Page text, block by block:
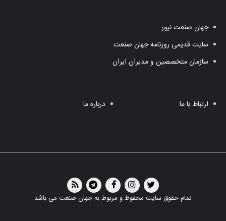
جهان صنعت نیوز
سایت قدیمی روزنامه جهان صنعت
سازمان متخصصین و مدیران ایران
ارتباط با ما درباره ما
تمام حقوق سایت محفوظ و مربوط به جهان صنعت می باشد